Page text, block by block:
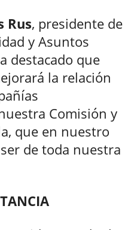
Rus, presidente de
y Asuntos
destacado que
la relación
Comisión y
que en nuestro
de toda nuestra